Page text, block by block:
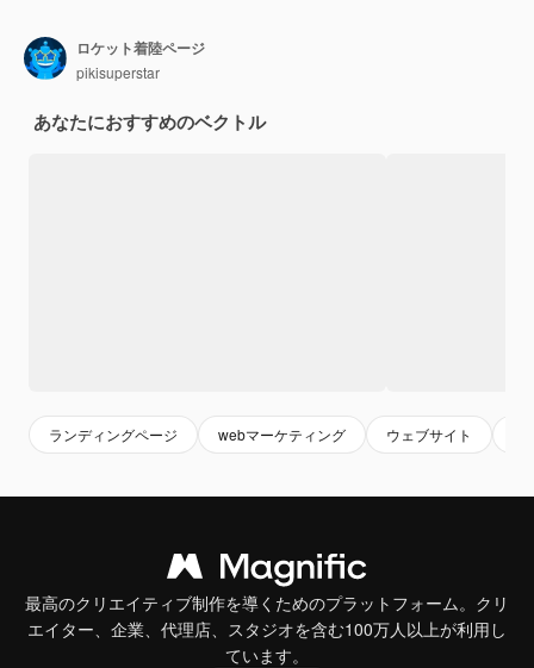
ロケット着陸ページ
pikisuperstar
あなたにおすすめのベクトル
ランディングページ webマーケティング ウェブサイト
最高のクリエイティブ制作を導くためのプラットフォーム。クリ
エイター、企業、代理店、スタジオを含む100万人以上が利用し
ています。